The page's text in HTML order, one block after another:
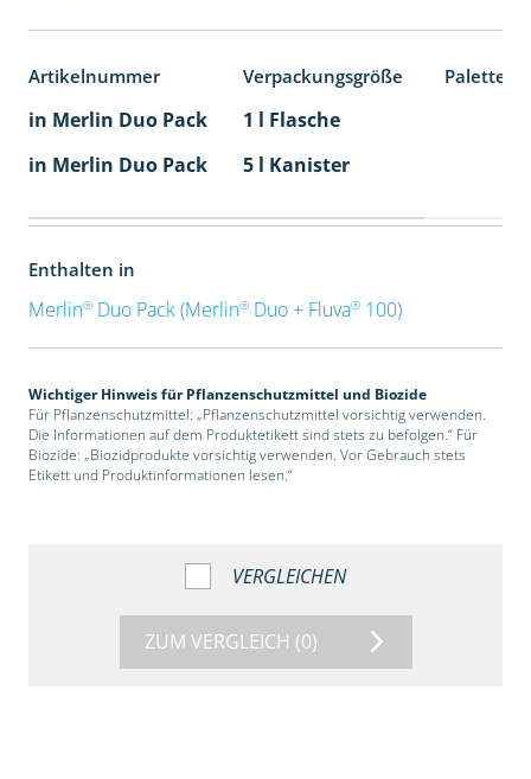
Artikelnummer Verpackungsgröße
in Merlin Duo Pack
1 l Flasche
in Merlin Duo Pack
5 l Kanister
Enthalten in
Merlin®Duo Pack (Merlin®Duo + Fluva®100)
Wichtiger Hinweis für Pflanzenschutzmittel und Biozide
Für Pflanzenschutzmittel: „Pflanzenschutzmittel vorsichtig verwenden.
Die Informationen auf dem Produktetikett sind stets zu befolgen.“ Für
Biozide: „Biozidprodukte vorsichtig verwenden. Vor Gebrauch stets
Etikett und Produktinformationen lesen.“
VERGLEICHEN
ZUM VERGLEICH (0)